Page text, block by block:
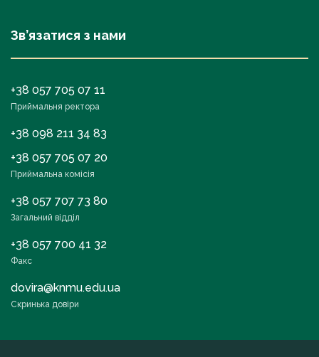
Зв’язатися з нами
+38 057 705 07 11
Приймальня ректора
+38 098 211 34 83
+38 057 705 07 20
Приймальна комісія
+38 057 707 73 80
Загальний відділ
+38 057 700 41 32
Факс
dovira@knmu.edu.ua
Скринька довіри